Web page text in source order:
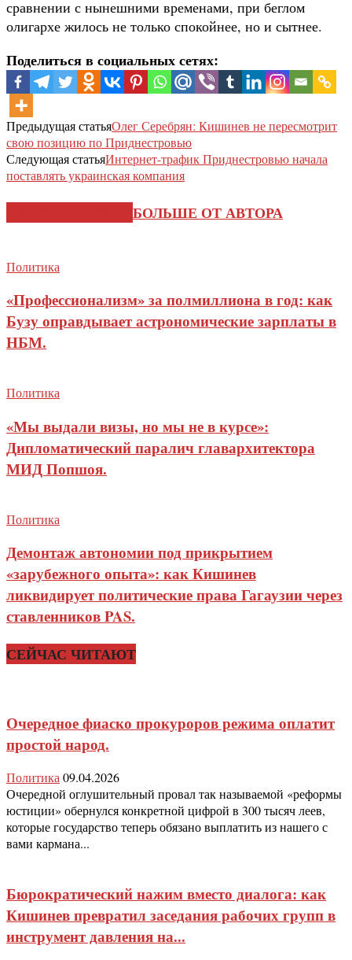
сравнении с нынешними временами, при беглом
олигархе жилось не только спокойнее, но и сытнее.
Поделиться в социальных сетях:
Предыдущая статьяОлег Серебрян: Кишинев не пересмотрит
свою позицию по Приднестровью
Следующая статьяИнтернет-трафик Приднестровью начала
поставлять украинская компания
БОЛЬШЕ ОТ АВТОРА
Политика
«Профессионализм» за полмиллиона в год: как
Бузу оправдывает астрономические зарплаты в
НБМ.
Политика
«Мы выдали визы, но мы не в курсе»:
Дипломатический паралич главархитектора
МИД Попшоя.
Политика
Демонтаж автономии под прикрытием
«зарубежного опыта»: как Кишинев
ликвидирует политические права Гагаузии через
ставленников PAS.
СЕЙЧАС ЧИТАЮТ
Очередное фиаско прокуроров режима оплатит
простой народ.
Политика09.04.2026
Очередной оглушительный провал так называемой «реформы
юстиции» обернулся конкретной цифрой в 300 тысяч леев,
которые государство теперь обязано выплатить из нашего с
вами кармана...
Бюрократический нажим вместо диалога: как
Кишинев превратил заседания рабочих групп в
инструмент давления на...